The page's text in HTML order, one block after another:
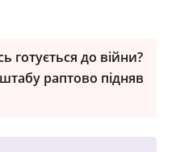
готується до війни?
раптово підняв